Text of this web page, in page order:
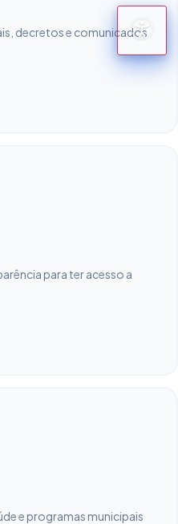
decretos e comunicados
para ter acesso a
e programas municipais